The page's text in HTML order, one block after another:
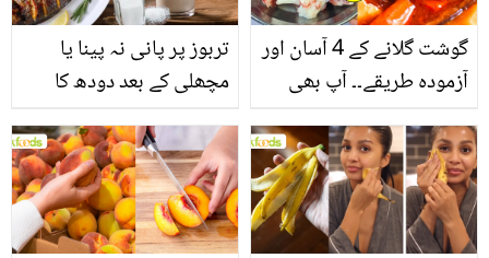
تربوز پر پانی نہ پینا یا
مچھلی کے بعد دودھ کا
استعمال۔۔ جانیں کھانوں
سے متعلق غلط فہمیوں کی
حقیقت کیا ہے اور افواہ
کیا؟
گوشت گلانے کے 4 آسان اور
آزمودہ طریقے۔۔ آپ بھی
جانیں انٹرنیشنل شیف کے
بتائے راز